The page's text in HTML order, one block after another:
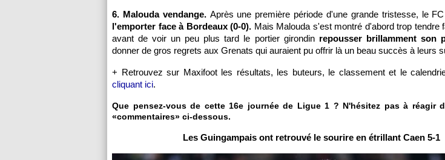
6. Malouda vendange. Après une première période d'une grande tristesse, le FC
l'emporter face à Bordeaux (0-0). Mais Malouda s'est montré d'abord trop tendre
avant de voir un peu plus tard le portier girondin repousser brillamment son
donner de gros regrets aux Grenats qui auraient pu offrir là un beau succès à leurs
+ Retrouvez sur Maxifoot les résultats, les buteurs, le classement et le
cliquant ici.
Que pensez-vous de cette 16e journée de Ligue 1 ? N'hésitez pas à réagir
«commentaires» ci-dessous.
Les Guingampais ont retrouvé le sourire en étrillant Caen 5-1